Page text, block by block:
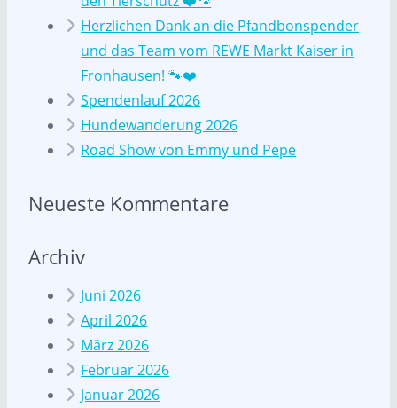
Herzlichen Dank an die Pfandbonspender
und das Team vom REWE Markt Kaiser in
Fronhausen! 🐾❤️
Spendenlauf 2026
Hundewanderung 2026
Road Show von Emmy und Pepe
Neueste Kommentare
Archiv
Juni 2026
April 2026
März 2026
Februar 2026
Januar 2026